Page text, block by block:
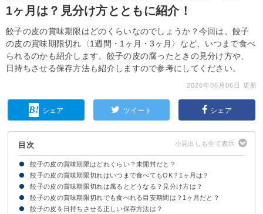
1ヶ月は？見分け方とともに紹介！
餃子の皮の賞味期限はどのくらいなのでしょうか？今回は、餃子
の皮の賞味期限切れ〈1週間・1ヶ月・3ヶ月〉など、いつまで食べ
られるのかも紹介します。餃子の皮の腐ったときの見分け方や、
日持ちさせる保存方法も紹介しますので参考にしてください。
2026年06月06日 更新
シェア ツイート シェア
目次
餃子の皮の賞味期限はどれくらい？未開封だと？
餃子の皮の賞味期限の目安【市販】
餃子の皮の賞味期限の目安【手作り】
餃子の皮の賞味期限切れはいつまで食べてもOK？1ヶ月は？
まずは賞味期限の定義を知っておこう
餃子の皮の賞味期限切れは腐っていなければ食べられる
餃子の皮の賞味期限切れは腐るとどうなる？見分け方は？
①見た目
②臭い
③触感
餃子の皮の賞味期限切れでも食べれる目安期間は？1ヶ月だと？
賞味期限切れ【1週間】の場合
賞味期限切れ【1ヶ月】の場合
賞味期限切れ【半年】の場合
賞味期限切れ【１年】の場合
餃子の皮を日持ちさせる正しい保存方法は？